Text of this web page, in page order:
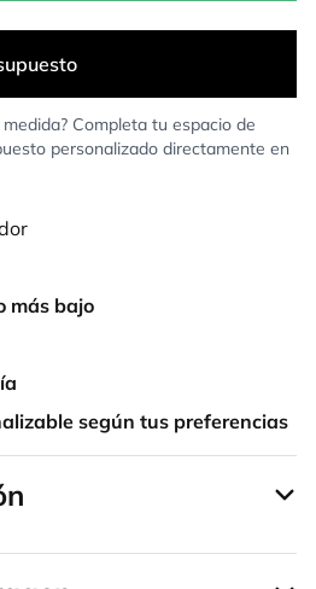
Completa tu espacio de
personalizado directamente en
más bajo
según tus preferencias